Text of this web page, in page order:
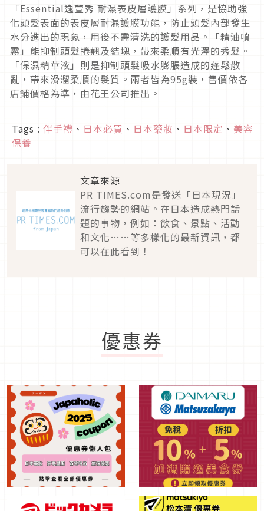
「Essential逸萱秀 耐濕表皮層護膜」系列，是協助強
化頭髮表面的表皮層耐濕護膜功能，防止頭髮內部發生
水分進出的現象，用後不需清洗的護髮用品。「精油噴
霧」能抑制頭髮捲翹及結塊，帶來柔順有光澤的秀髮。
「保濕精華液」則是抑制頭髮吸水膨脹造成的蓬鬆散
亂，帶來滑溜柔順的髮質。兩者皆為95g裝，售價依各
店鋪價格為準，由花王公司推出。
Tags : 伴手禮 、 日本必買 、 日本藥妝 、 日本限定 、 美容
保養
文章來源
PR TIMES.com是發送「日本現況」
流行趨勢的網站。在日本造成熱門話
題的事物，例如：飲食、景點、活動
和文化……等多樣化的最新資訊，都
可以在此看到！
優惠券